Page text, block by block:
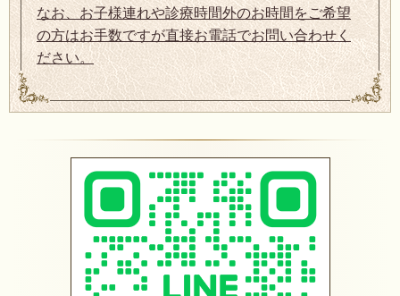
なお、お子様連れや診療時間外のお時間をご希望
の方はお手数ですが直接お電話でお問い合わせく
ださい。